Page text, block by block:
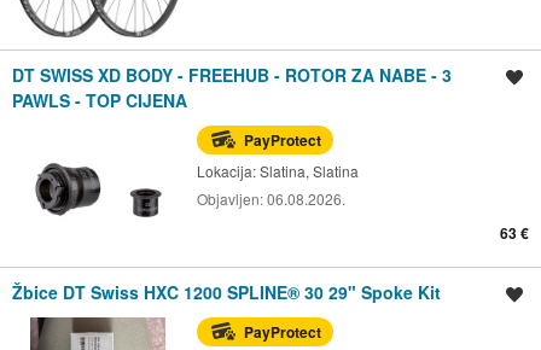
DT SWISS XD BODY - FREEHUB - ROTOR ZA NABE - 3
PAWLS - TOP CIJENA
PayProtect
Lokacija:Slatina, Slatina
Objavljen:06.08.2026.
63 €
Žbice DT Swiss HXC 1200 SPLINE® 30 29" Spoke Kit
PayProtect